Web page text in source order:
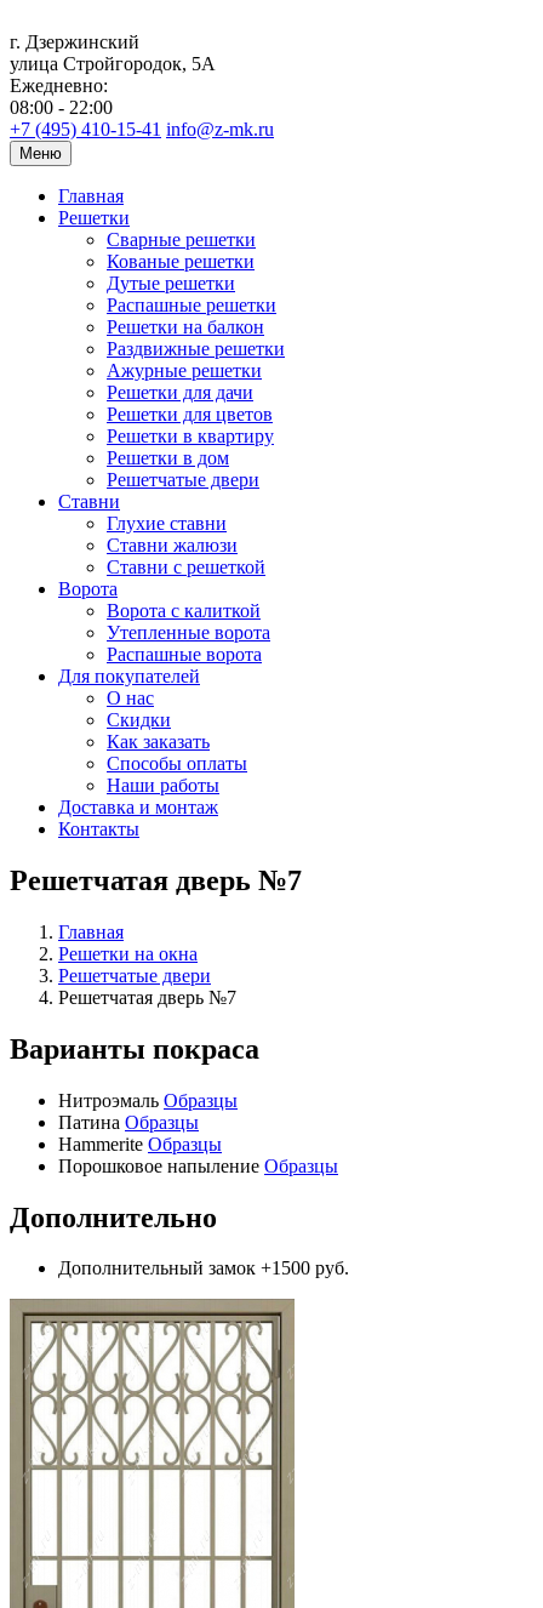
г. Дзержинский
улица Стройгородок, 5А
Ежедневно:
08:00 - 22:00
+7 (495) 410-15-41 info@z-mk.ru
Меню
Главная
Решетки
Сварные решетки
Кованые решетки
Дутые решетки
Распашные решетки
Решетки на балкон
Раздвижные решетки
Ажурные решетки
Решетки для дачи
Решетки для цветов
Решетки в квартиру
Решетки в дом
Решетчатые двери
Ставни
Глухие ставни
Ставни жалюзи
Ставни с решеткой
Ворота
Ворота с калиткой
Утепленные ворота
Распашные ворота
Для покупателей
О нас
Скидки
Как заказать
Способы оплаты
Наши работы
Доставка и монтаж
Контакты
Решетчатая дверь №7
Главная
Решетки на окна
Решетчатые двери
Решетчатая дверь №7
Варианты покраса
Нитроэмаль Образцы
Патина Образцы
Hammerite Образцы
Порошковое напыление Образцы
Дополнительно
Дополнительный замок +1500 руб.